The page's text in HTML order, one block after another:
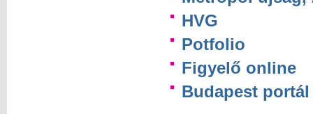
HVG
Potfolio
Figyelő online
Budapest portál